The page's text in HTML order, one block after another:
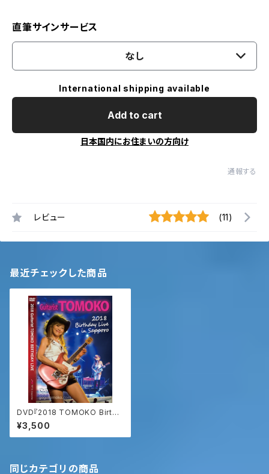
直筆サインサービス
なし
International shipping available
Add to cart
日本国内にお住まいの方向け
通報する
レビュー (11)
最近チェックした商品
DVD『2018 TOMOKO Birthd
ay Live』
¥3,500
同じカテゴリの商品